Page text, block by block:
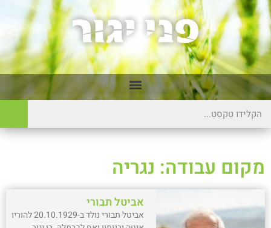
מקום עבודה: נגריה
אביטל תבורי
אביטל תבורי נולד ב-20.10.1929 להוריו